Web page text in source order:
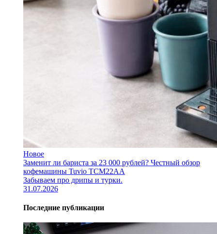
Новое
Заменит ли бариста за 23 000 рублей? Честный обзор
кофемашины Tuvio TCM22AA
Забываем про дрипы и турки.
31.07.2026
Последние публикации